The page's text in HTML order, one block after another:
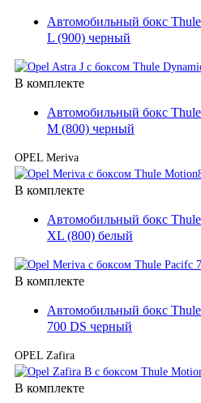
Автомобильный бокс Thule
L (900) черный
В комплекте
Автомобильный бокс Thule
M (800) черный
OPEL Meriva
В комплекте
Автомобильный бокс
XL (800) белый
В комплекте
Автомобильный бокс
700 DS черный
OPEL Zafira
В комплекте